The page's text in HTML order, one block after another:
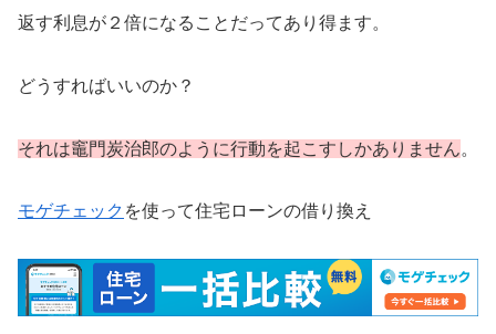
返す利息が２倍になることだってあり得ます。
どうすればいいのか？
それは竈門炭治郎のように行動を起こすしかありません。
モゲチェック を使って住宅ローンの借り換え